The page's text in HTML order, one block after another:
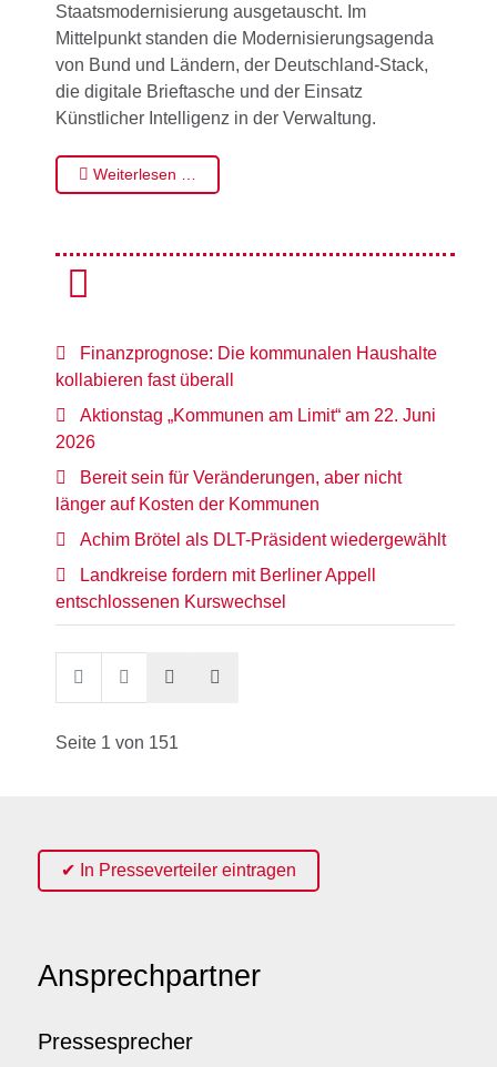
Staatsmodernisierung ausgetauscht. Im
Mittelpunkt standen die Modernisierungsagenda
von Bund und Ländern, der Deutschland-Stack,
die digitale Brieftasche und der Einsatz
Künstlicher Intelligenz in der Verwaltung.
Weiterlesen …
Finanzprognose: Die kommunalen Haushalte
kollabieren fast überall
Aktionstag „Kommunen am Limit“ am 22. Juni
2026
Bereit sein für Veränderungen, aber nicht
länger auf Kosten der Kommunen
Achim Brötel als DLT-Präsident wiedergewählt
Landkreise fordern mit Berliner Appell
entschlossenen Kurswechsel
Seite 1 von 151
✔ In Presseverteiler eintragen
Ansprechpartner
Pressesprecher